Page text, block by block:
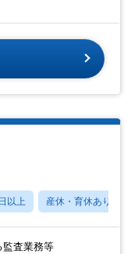
以上 産休・育休あり
監査業務等